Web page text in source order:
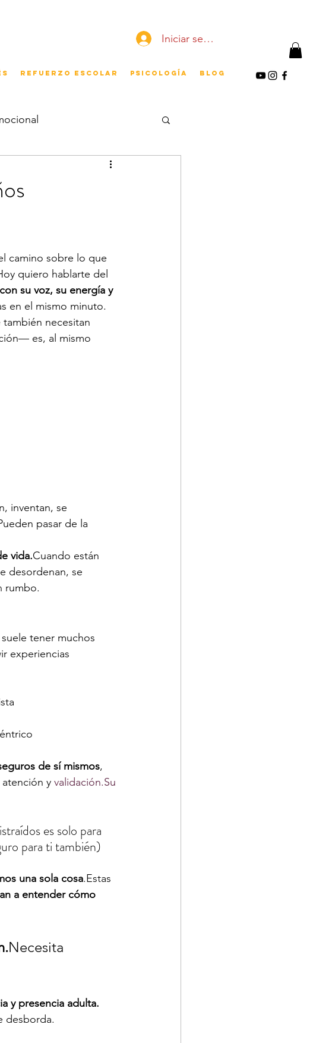
Iniciar sesión
Refuerzo escolar Psicología Blog
camino sobre lo que
quiero hablarte del
su voz, su energía y
en el mismo minuto.
necesitan
es, al mismo
inventan, se
pasar de la
vida.Cuando están
desordenan, se
rumbo.
tener muchos
experiencias
de sí mismos,
y validación.Su
es solo para
para ti también)
una sola cosa.Estas
a entender cómo
Necesita
y presencia adulta.
desborda.